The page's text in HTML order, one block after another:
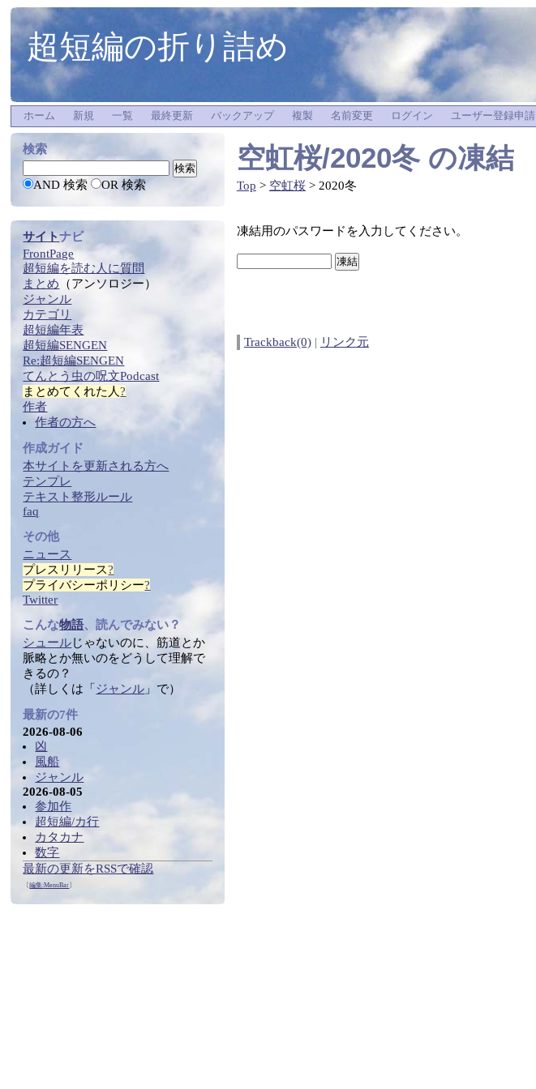
超短編の折り詰め
ホーム 新規 一覧 最終更新 バックアップ 複製 名前変更 ログイン ユーザー登録申請
空虹桜/2020冬の凍結
Top > 空虹桜> 2020冬
凍結用のパスワードを入力してください。
Trackback(0)| リンク元
検索
AND 検索 OR 検索
サイトナビ
FrontPage
超短編を読む 人に質問
まとめ （アンソロジー）
ジャンル
カテゴリ
超短編年表
超短編SENGEN
Re:超短編SENGEN
てんとう虫の呪文Podcast
まとめてくれた人?
作者
作者の方へ
作成ガイド
本サイトを更新される方へ
テンプレ
テキス ト整形ルール
faq
その他
ニュース
プレスリリース?
プライバシーポリシー?
Twitter
こんな物語、読んでみない？
シュールじゃないのに、筋道とか
脈略とか無いのをどうして理解で
きるの？
（詳しくは「 ジャンル 」で）
最新の7件
2026-08-06
凶
風船
ジャンル
2026-08-05
参加作
超短編/カ行
カタカナ
数字
最新の更新をRSSで確認
〔編集:MenuBar〕